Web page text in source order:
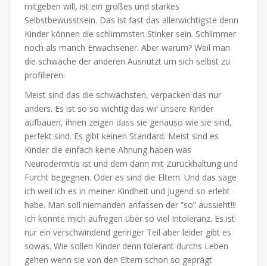
mitgeben will, ist ein großes und starkes
Selbstbewusstsein. Das ist fast das allerwichtigste denn
Kinder können die schlimmsten Stinker sein. Schlimmer
noch als manch Erwachsener. Aber warum? Weil man
die schwäche der anderen Ausnutzt um sich selbst zu
profilieren.
Meist sind das die schwächsten, verpacken das nur
anders. Es ist so so wichtig das wir unsere Kinder
aufbauen, ihnen zeigen dass sie genauso wie sie sind,
perfekt sind. Es gibt keinen Standard. Meist sind es
Kinder die einfach keine Ahnung haben was
Neurodermitis ist und dem dann mit Zurückhaltung und
Furcht begegnen. Oder es sind die Eltern. Und das sage
ich weil ich es in meiner Kindheit und Jugend so erlebt
habe. Man soll niemanden anfassen der “so” aussieht!!!
Ich könnte mich aufregen über so viel Intoleranz. Es ist
nur ein verschwindend geringer Teil aber leider gibt es
sowas. Wie sollen Kinder denn tolerant durchs Leben
gehen wenn sie von den Eltern schon so geprägt